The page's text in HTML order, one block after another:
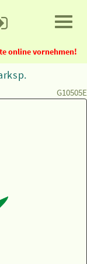
online vornehmen!
G10505E